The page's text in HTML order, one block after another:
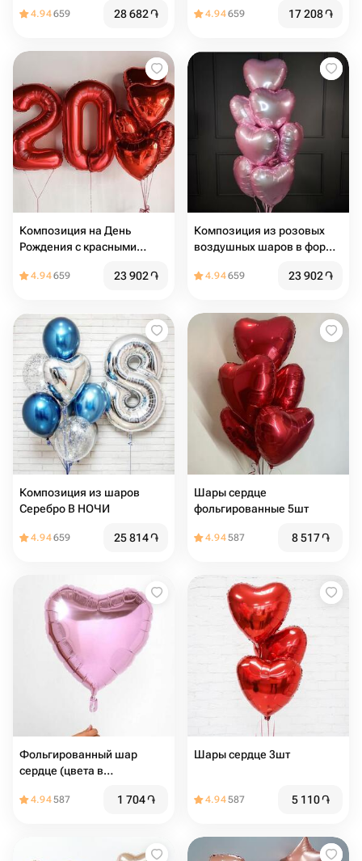
4.94659 28 682֏ 4.94659 17 208֏
Композиция на День
Рождения с красными
4.94659 23 902֏
Композиция из розовых
воздушных шаров в форме
4.94659 23 902֏
Композиция из шаров
Серебро В НОЧИ
4.94659 25 814֏
Шары сердце
фольгированные 5шт
4.94587 8 517֏
Фольгированный шар
сердце (цвета в
4.94587 1 704֏
Шары сердце 3шт
4.94587 5 110֏